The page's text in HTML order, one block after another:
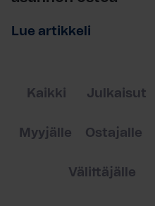
Lue artikkeli
Kaikki Julkaisut
Myyjälle Ostajalle
Välittäjälle